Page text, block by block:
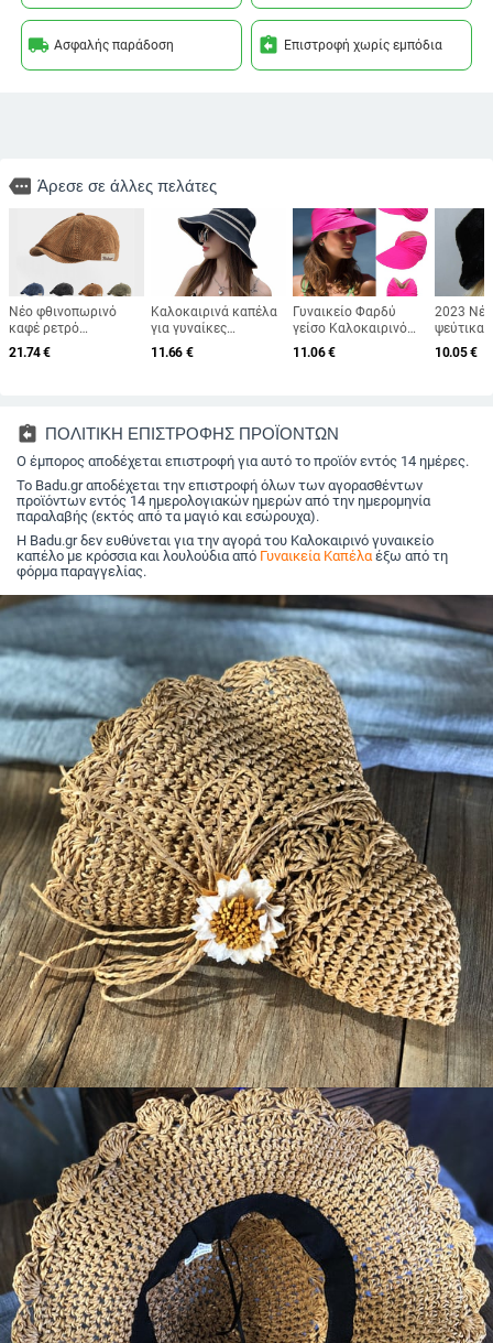
local_shipping Ασφαλής παράδοση assignment_return Επιστροφή χωρίς εμπόδια
more Άρεσε σε άλλες πελάτες
Νέο φθινοπωρινό
καφέ ρετρό
βελούδινο
οκταγωνικό καπέλο
μπερέ, φθινοπωρινό
και χειμωνιάτικο
μονόχρωμο καπέλο
γενικής χρήσης
21.74€
Καλοκαιρινά καπέλα
για γυναίκες
Πτυσσόμενα καπέλο
ηλίου παραλίας
αντι-UV καπέλα
εξωτερικού χώρου
11.66 €
Γυναικείο Φαρδύ
γείσο Καλοκαιρινό
καπέλο ηλίου
εξωτερικού χώρου
παραλία Ταξίδι
Παραθαλάσσιο
κούφιο καπέλο
11.06€
2023 Νέο
ψεύτικα
γούνα
Super
10.05€
assignment_return ΠΟΛΙΤΙΚΗ ΕΠΙΣΤΡΟΦΗΣ ΠΡΟΪΟΝΤΩΝ
Ο έμπορος αποδέχεται επιστροφή για αυτό το προϊόν εντός 14 ημέρες.
Το Badu.gr αποδέχεται την επιστροφή όλων των αγορασθέντων
προϊόντων εντός 14 ημερολογιακών ημερών από την ημερομηνία
παραλαβής (εκτός από τα μαγιό και εσώρουχα).
Η Badu.gr δεν ευθύνεται για την αγορά του Καλοκαιρινό γυναικείο
καπέλο με κρόσσια και λουλούδια από Γυναικεία Καπέλαέξω από τη
φόρμα παραγγελίας.